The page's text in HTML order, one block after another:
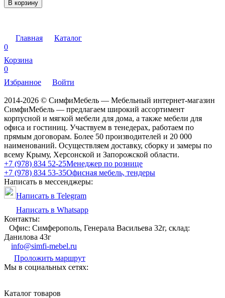
В корзину
Главная
Каталог
0
Корзина
0
Избранное
Войти
2014-2026 © СимфиМебель — Мебельный интернет-магазин
СимфиМебель — предлагаем широкий ассортимент
корпусной и мягкой мебели для дома, а также мебели для
офиса и гостиниц. Участвуем в тенедерах, работаем по
прямым договорам. Более 50 производителей и 20 000
наименований. Осуществляем доставку, сборку и замеры по
всему Крыму, Херсонской и Запорожской области.
+7 (978) 834 52-25Менеджер по рознице
+7 (978) 834 53-35Офисная мебель, тендеры
Написать в мессенджеры:
Написать в Telegram
Написать в Whatsapp
Контакты:
Офис: Симферополь, Генерала Васильева 32г, склад:
Данилова 43г
info@simfi-mebel.ru
Проложить маршрут
Мы в социальных сетях:
Каталог товаров